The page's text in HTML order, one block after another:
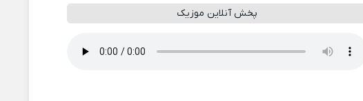
پخش آنلاین موزیک